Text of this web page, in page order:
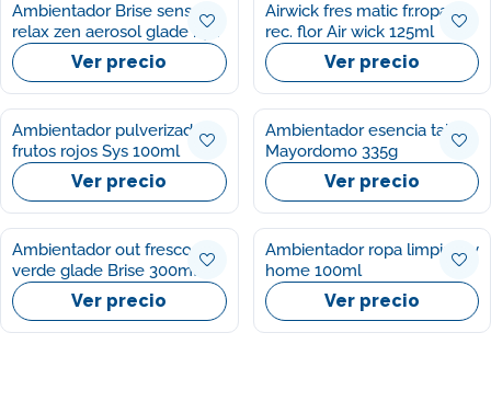
Ambientador Brise sense
relax zen aerosol glade by
Brise 1u Ver precio
Airwick fres matic fr.ropa
rec. flor Air wick 125ml
Ver precio
Ambientador pulverizador
frutos rojos Sys 100ml
Ver precio
Ambientador esencia tahití
Mayordomo 335g
Ver precio
Ambientador out frescor
verde glade Brise 300ml
Ver precio
Ambientador ropa limpia My
home 100ml
Ver precio